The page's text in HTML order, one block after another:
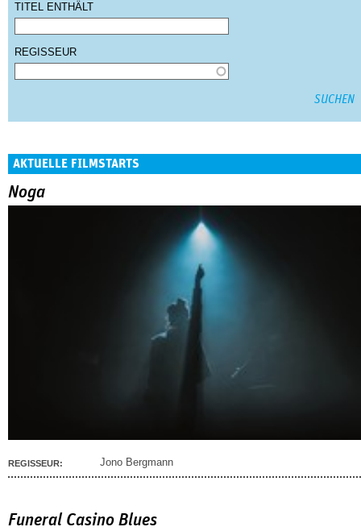
TITEL ENTHÄLT
REGISSEUR
AKTUELLE FILMSTARTS
Noga
REGISSEUR: Jono Bergmann
Funeral Casino Blues